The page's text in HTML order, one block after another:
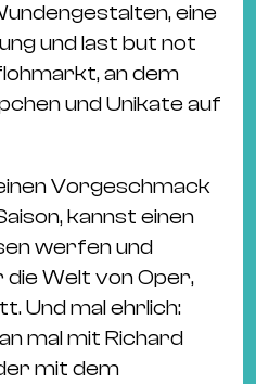
eine
und last but not
an dem
und Unikate auf
Vorgeschmack
kannst einen
werfen und
Welt von Oper,
Und mal ehrlich:
mal mit Richard
mit dem